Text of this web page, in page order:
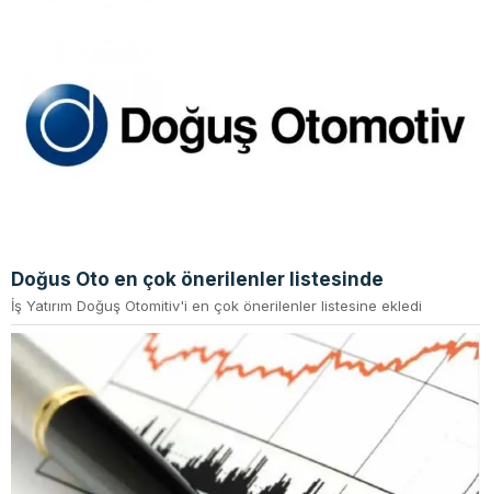
Doğus Oto en çok önerilenler listesinde
İş Yatırım Doğuş Otomitiv'i en çok önerilenler listesine ekledi